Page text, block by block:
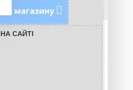
магазину
САЙТІ